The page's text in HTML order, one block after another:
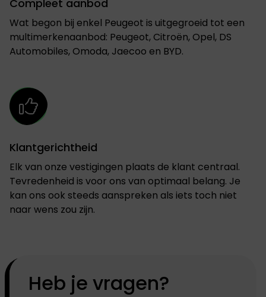
Compleet aanbod
Wat begon bij enkel Peugeot is uitgegroeid tot een
multimerkenaanbod: Peugeot, Citroën, Opel, DS
Automobiles, Omoda, Jaecoo en BYD.
Klantgerichtheid
Elk van onze vestigingen plaats de klant centraal.
Tevredenheid is voor ons van optimaal belang. Je
kan ons ook steeds aanspreken als iets toch niet
naar wens zou zijn.
Heb je vragen?